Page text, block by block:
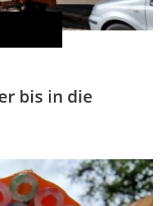
bis in die